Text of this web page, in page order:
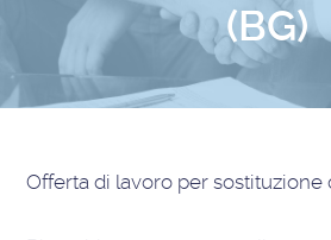
(BG)
Offerta di lavoro per sostituzione